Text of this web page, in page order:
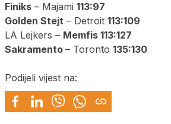
Finiks – Majami 113:97
Golden Stejt – Detroit 113:109
LA Lejkers – Memfis 113:127
Sakramento – Toronto 135:130
Podijeli vijest na: